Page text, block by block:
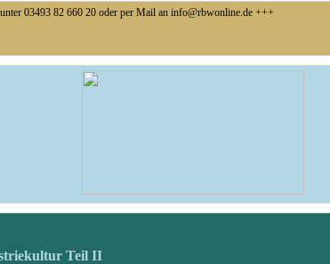
03493 82 660 20 oder per Mail an info@rbwonline.de +++
Teil II